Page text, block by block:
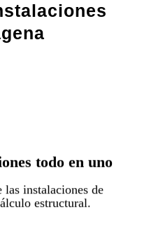
todo en uno
las instalaciones de
estructural.
y no pierdas
sale rentable.